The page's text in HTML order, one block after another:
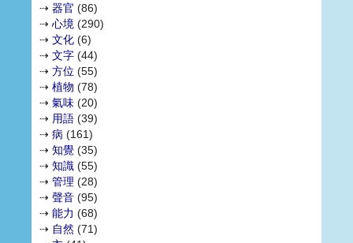
⇢ 器官 (86)
⇢ 心境 (290)
⇢ 文化 (6)
⇢ 文字 (44)
⇢ 方位 (55)
⇢ 植物 (78)
⇢ 氣味 (20)
⇢ 用語 (39)
⇢ 病 (161)
⇢ 知覺 (35)
⇢ 知識 (55)
⇢ 管理 (28)
⇢ 聲音 (95)
⇢ 能力 (68)
⇢ 自然 (71)